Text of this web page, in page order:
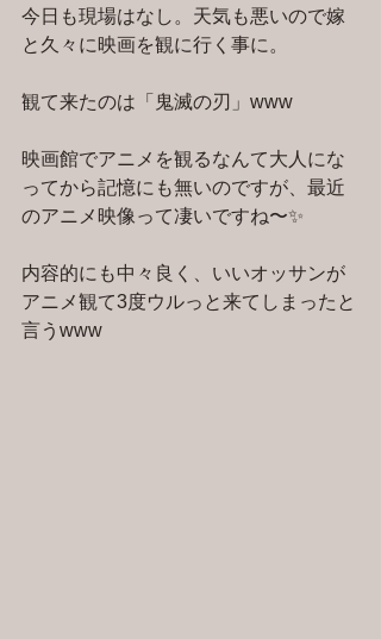
今日も現場はなし。天気も悪いので嫁
と久々に映画を観に行く事に。
観て来たのは「鬼滅の刃」www
映画館でアニメを観るなんて大人にな
ってから記憶にも無いのですが、最近
のアニメ映像って凄いですね〜✨
内容的にも中々良く、いいオッサンが
アニメ観て3度ウルっと来てしまったと
言うwww